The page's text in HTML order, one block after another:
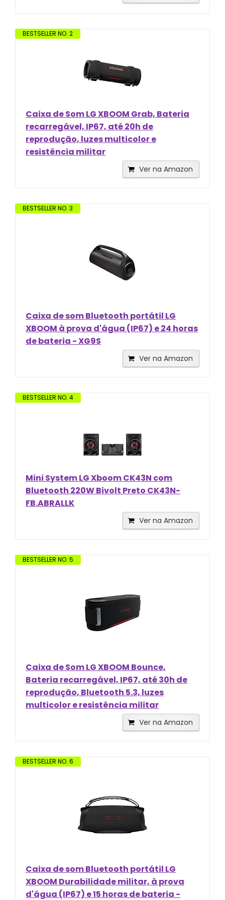
BESTSELLER NO. 2
Caixa de Som LG XBOOM Grab, Bateria
recarregável, IP67, até 20h de
reprodução, luzes multicolor e
resistência militar
Ver na Amazon
BESTSELLER NO. 3
Caixa de som Bluetooth portátil LG
XBOOM à prova d'água (IP67) e 24 horas
de bateria - XG9S
Ver na Amazon
BESTSELLER NO. 4
Mini System LG Xboom CK43N com
Bluetooth 220W Bivolt Preto CK43N-
FB.ABRALLK
Ver na Amazon
BESTSELLER NO. 5
Caixa de Som LG XBOOM Bounce,
Bateria recarregável, IP67, até 30h de
reprodução, Bluetooth 5.3, luzes
multicolor e resistência militar
Ver na Amazon
BESTSELLER NO. 6
Caixa de som Bluetooth portátil LG
XBOOM Durabilidade militar, à prova
d'água (IP67) e 15 horas de bateria -